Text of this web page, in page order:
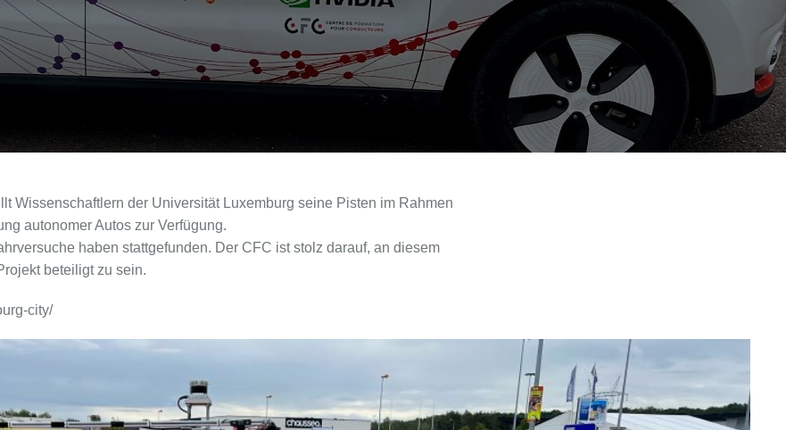
Wissenschaftlern der Universität Luxemburg seine Pisten im Rahmen
autonomer Autos zur Verfügung.
haben stattgefunden. Der CFC ist stolz darauf, an diesem
beteiligt zu sein.
city/